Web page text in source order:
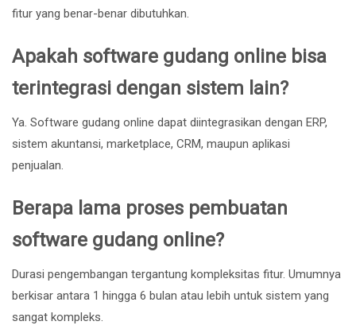
fitur yang benar-benar dibutuhkan.
Apakah software gudang online bisa
terintegrasi dengan sistem lain?
Ya. Software gudang online dapat diintegrasikan dengan ERP,
sistem akuntansi, marketplace, CRM, maupun aplikasi
penjualan.
Berapa lama proses pembuatan
software gudang online?
Durasi pengembangan tergantung kompleksitas fitur. Umumnya
berkisar antara 1 hingga 6 bulan atau lebih untuk sistem yang
sangat kompleks.